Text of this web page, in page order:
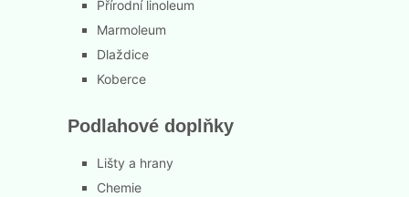
Přírodní linoleum
Marmoleum
Dlaždice
Koberce
Podlahové doplňky
Lišty a hrany
Chemie